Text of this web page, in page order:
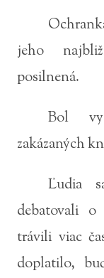
jeho
posilnená.
Bol
zakázaných
Ľudia
debatovali o
trávili viac
doplatilo,